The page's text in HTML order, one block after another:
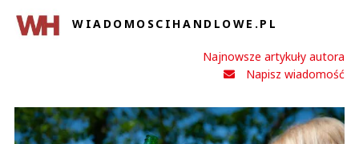
WIADOMOSCIHANDLOWE.PL
Najnowsze artykuły autora
Napisz wiadomość